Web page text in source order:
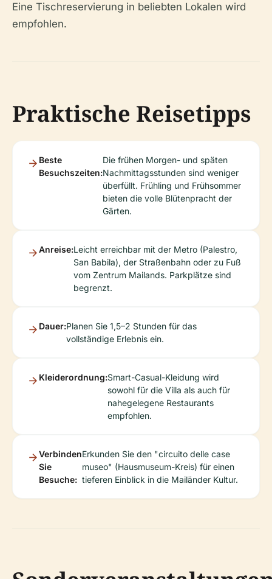
Eine Tischreservierung in beliebten Lokalen wird
empfohlen.
Praktische Reisetipps
Beste
Besuchszeiten:
Die frühen Morgen- und späten
Nachmittagsstunden sind weniger
überfüllt. Frühling und Frühsommer
bieten die volle Blütenpracht der
Gärten.
Anreise:Leicht erreichbar mit der Metro (Palestro,
San Babila), der Straßenbahn oder zu Fuß
vom Zentrum Mailands. Parkplätze sind
begrenzt.
Dauer:Planen Sie 1,5–2 Stunden für das
vollständige Erlebnis ein.
Kleiderordnung:Smart-Casual-Kleidung wird
sowohl für die Villa als auch für
nahegelegene Restaurants
empfohlen.
Verbinden
Sie
Besuche:
Erkunden Sie den "circuito delle case
museo" (Hausmuseum-Kreis) für einen
tieferen Einblick in die Mailänder Kultur.